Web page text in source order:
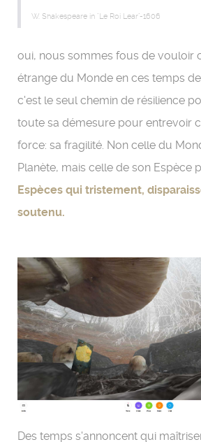
W. Shakespeare in "Le Roi Lear"-1606
oui, nous sommes fous de vouloir
étrange du Monde en ces temps
c'est le seul chemin de résilience
toute sa démesure pour entrevoir
force: sa fragilité. Non celle du
Planète, mais celle de son Espèce
Espèces qui tristement,
soutenu.
Des temps s'annoncent qui